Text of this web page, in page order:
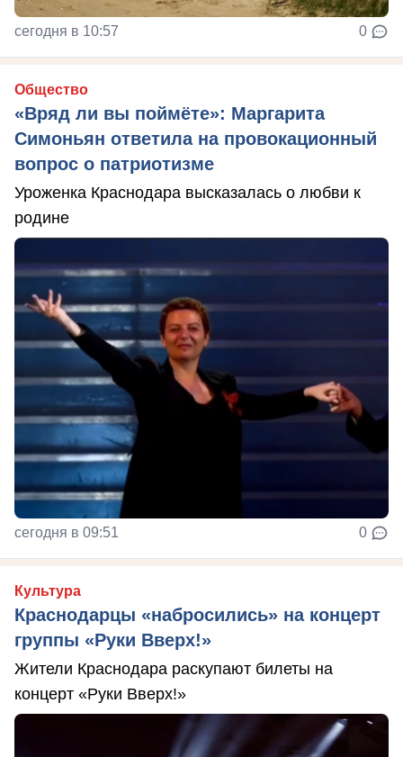
сегодня в 10:57 0
Общество
«Вряд ли вы поймёте»: Маргарита
Симоньян ответила на провокационный
вопрос о патриотизме
Уроженка Краснодара высказалась о любви к
родине
сегодня в 09:51 0
Культура
Краснодарцы «набросились» на концерт
группы «Руки Вверх!»
Жители Краснодара раскупают билеты на
концерт «Руки Вверх!»